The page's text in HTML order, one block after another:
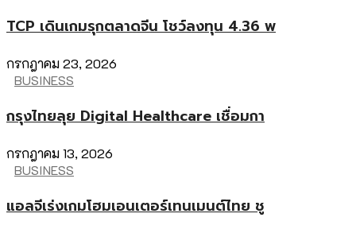
TCP เดินเกมรุกตลาดจีน โชว์ลงทุน 4.36 พ
กรกฎาคม 23, 2026
BUSINESS
กรุงไทยลุย Digital Healthcare เชื่อมกา
กรกฎาคม 13, 2026
BUSINESS
แอลจีเร่งเกมโฮมเอนเตอร์เทนเมนต์ไทย ชู